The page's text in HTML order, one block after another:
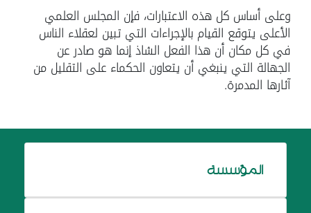
وعلى أساس كل هذه الاعتبارات، فإن المجلس العلمي
الأعلى يتوقع القيام بالإجراءات التي تبين لعقلاء الناس
في كل مكان أن هذا الفعل الشاذ إنما هو صادر عن
الجهالة التي ينبغي أن يتعاون الحكماء على التقليل من
آثارها المدمرة.
المؤسسة